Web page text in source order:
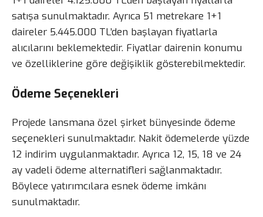
satışa sunulmaktadır. Ayrıca 51 metrekare 1+1
daireler 5.445.000 TL’den başlayan fiyatlarla
alıcılarını beklemektedir. Fiyatlar dairenin konumu
ve özelliklerine göre değişiklik gösterebilmektedir.
Ödeme Seçenekleri
Projede lansmana özel şirket bünyesinde ödeme
seçenekleri sunulmaktadır. Nakit ödemelerde yüzde
12 indirim uygulanmaktadır. Ayrıca 12, 15, 18 ve 24
ay vadeli ödeme alternatifleri sağlanmaktadır.
Böylece yatırımcılara esnek ödeme imkânı
sunulmaktadır.